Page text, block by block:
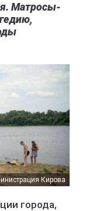
Матросы-
Кирова
города,